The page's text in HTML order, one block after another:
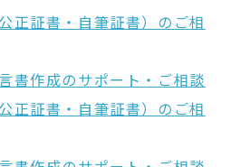
正証書・自筆証書）のご相
書作成のサポート・ご相談
正証書・自筆証書）のご相